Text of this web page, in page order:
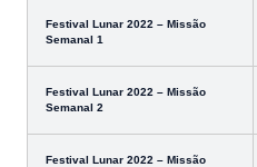
Festival Lunar 2022 – Missão
Semanal 1
Festival Lunar 2022 – Missão
Semanal 2
Festival Lunar 2022 – Missão